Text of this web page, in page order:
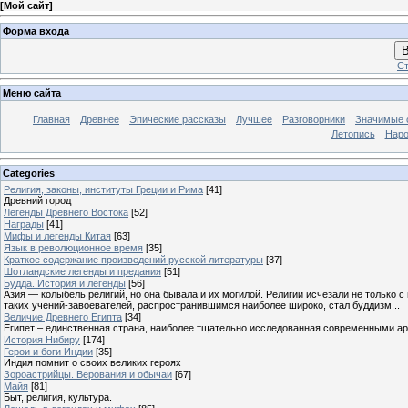
[Мой сайт]
Форма входа
Меню сайта
Главная Древнее Эпические рассказы Лучшее Разговорники
Значимые
Летопись
Categories
Религия, законы, институты Греции и Рима [41]
Древний город
Легенды Древнего Востока [52]
Награды [41]
Мифы и легенды Китая [63]
Язык в революционное время [35]
Краткое содержание произведений русской литературы [37]
Шотландские легенды и предания [51]
Будда. История и легенды [56]
Азия — колыбель религий, но она бывала и их могилой. Религии исчезали не
таких учений-завоевателей, распространившимся наиболее широко, стал буддизм...
Величие Древнего Египта [34]
Египет – единственная страна, наиболее тщательно исследованная современными
История Нибиру [174]
Герои и боги Индии [35]
Индия помнит о своих великих героях
Зороастрийцы. Верования и обычаи [67]
Майя [81]
Быт, религия, культура.